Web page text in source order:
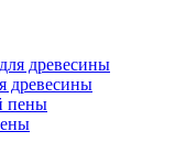
древесины